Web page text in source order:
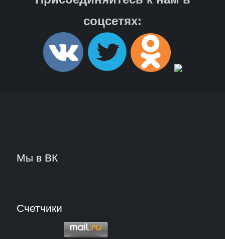
соцсетях:
Мы в ВК
Счетчики